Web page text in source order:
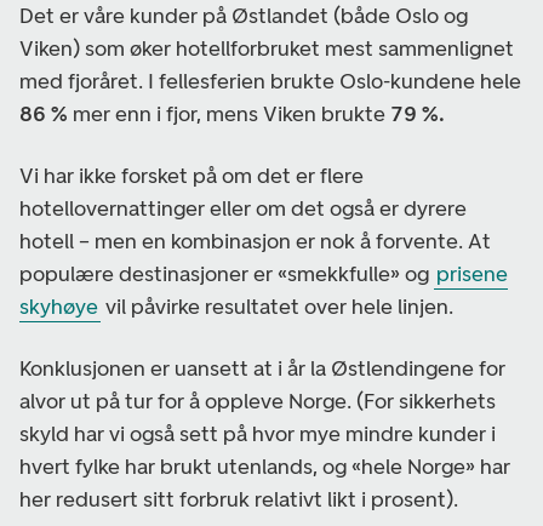
Det er våre kunder på Østlandet (både Oslo og
Viken) som øker hotellforbruket mest sammenlignet
med fjoråret. I fellesferien brukte Oslo-kundene hele
86 % mer enn i fjor, mens Viken brukte 79 %.
Vi har ikke forsket på om det er flere
hotellovernattinger eller om det også er dyrere
hotell – men en kombinasjon er nok å forvente. At
populære destinasjoner er «smekkfulle» og prisene
skyhøye vil påvirke resultatet over hele linjen.
Konklusjonen er uansett at i år la Østlendingene for
alvor ut på tur for å oppleve Norge. (For sikkerhets
skyld har vi også sett på hvor mye mindre kunder i
hvert fylke har brukt utenlands, og «hele Norge» har
her redusert sitt forbruk relativt likt i prosent).